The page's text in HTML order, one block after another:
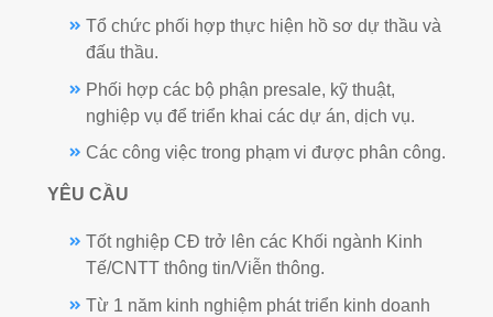
Tổ chức phối hợp thực hiện hồ sơ dự thầu và
đấu thầu.
Phối hợp các bộ phận presale, kỹ thuật,
nghiệp vụ để triển khai các dự án, dịch vụ.
Các công việc trong phạm vi được phân công.
YÊU CẦU
Tốt nghiệp CĐ trở lên các Khối ngành Kinh
Tế/CNTT thông tin/Viễn thông.
Từ 1 năm kinh nghiệm phát triển kinh doanh